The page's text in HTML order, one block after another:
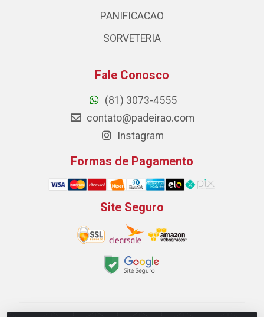
PANIFICACAO
SORVETERIA
Fale Conosco
(81) 3073-4555
contato@padeirao.com
Instagram
Formas de Pagamento
Site Seguro